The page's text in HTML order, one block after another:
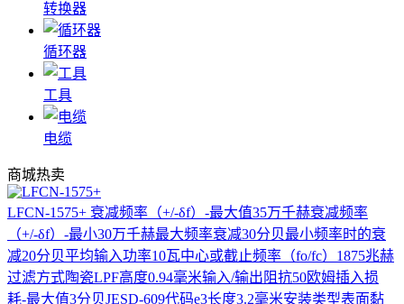
转换器
循环器
工具
电缆
商城热卖
LFCN-1575+ 衰减频率（+/-δf）-最大值35万千赫衰减频率
（+/-δf）-最小30万千赫最大频率衰减30分贝最小频率时的衰
减20分贝平均输入功率10瓦中心或截止频率（fo/fc）1875兆赫
过滤方式陶瓷LPF高度0.94毫米输入/输出阻抗50欧姆插入损
耗-最大值3分贝JESD-609代码e3长度3.2毫米安装类型表面黏